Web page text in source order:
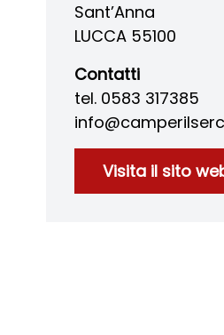
Sant’Anna
LUCCA 55100
Contatti
tel. 0583 317385
Visita il sito